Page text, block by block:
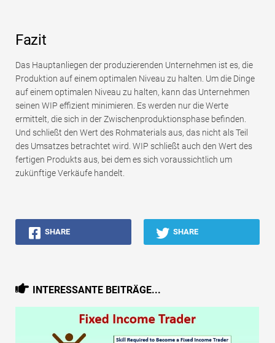
Fazit
Das Hauptanliegen der produzierenden Unternehmen ist es, die
Produktion auf einem optimalen Niveau zu halten. Um die Dinge
auf einem optimalen Niveau zu halten, kann das Unternehmen
seinen WIP effizient minimieren. Es werden nur die Werte
ermittelt, die sich in der Zwischenproduktionsphase befinden.
Und schließt den Wert des Rohmaterials aus, das nicht als Teil
des Umsatzes betrachtet wird. WIP schließt auch den Wert des
fertigen Produkts aus, bei dem es sich voraussichtlich um
zukünftige Verkäufe handelt.
SHARE SHARE
INTERESSANTE BEITRÄGE...